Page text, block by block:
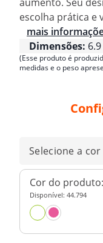
escolha prática e
mais
Dimensões:
(Esse produto é
medidas e o peso
Selecione a
Cor do produto:
Disponível: 44.794